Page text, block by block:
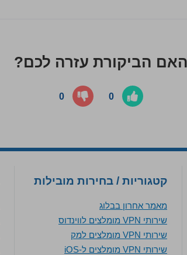
האם הביקורת עזרה לכם?
0
0
קטגוריות / בחירות מובילות
מאמר אחרון בבלוג
שירותי VPN מומלצים לווינדוס
שירותי VPN מומלצים למק
שירותי VPN מומלצים ל-iOS